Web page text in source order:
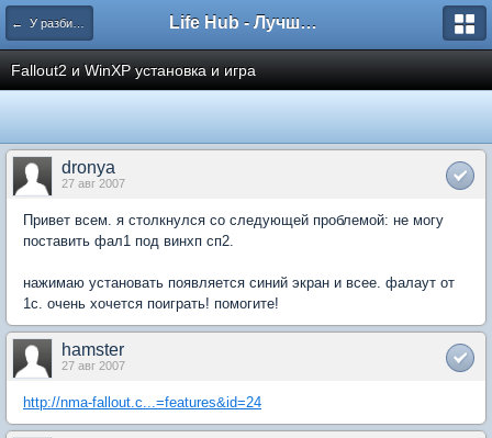
← У разбитого Хайвеймена Life Hub - Лучшие компьютерные игры мира
Fallout2 и WinXP установка и игра
dronya
27 авг 2007
Привет всем. я столкнулся со следующей проблемой: не могу
поставить фал1 под винхп сп2.
нажимаю установать появляется синий экран и всее. фалаут от
1с. очень хочется поиграть! помогите!
hamster
27 авг 2007
http://nma-fallout.c...=features&id=24